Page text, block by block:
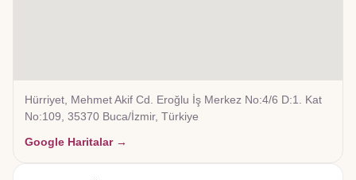
Hürriyet, Mehmet Akif Cd. Eroğlu İş Merkez No:4/6 D:1. Kat
No:109, 35370 Buca/İzmir, Türkiye
Google Haritalar →